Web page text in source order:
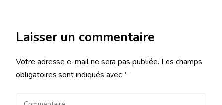
Laisser un commentaire
Votre adresse e-mail ne sera pas publiée. Les champs
obligatoires sont indiqués avec*